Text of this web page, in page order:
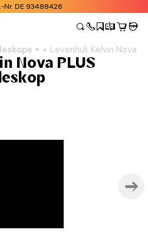
Nr. DE 93488426
Levenhuk Kelvin Nova
Nova PLUS